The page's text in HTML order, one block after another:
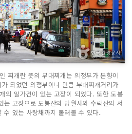
찌개란 뜻의 부대찌개는 의정부가 본향이
되었던 의정부이니 만큼 부대찌개거리가
의 일가견이 있는 고장이 되었다. 또한 도봉
는 고장으로 도봉산의 망월사와 수락산의 서
수 있는 사랑채까지 둘러볼 수 있다.